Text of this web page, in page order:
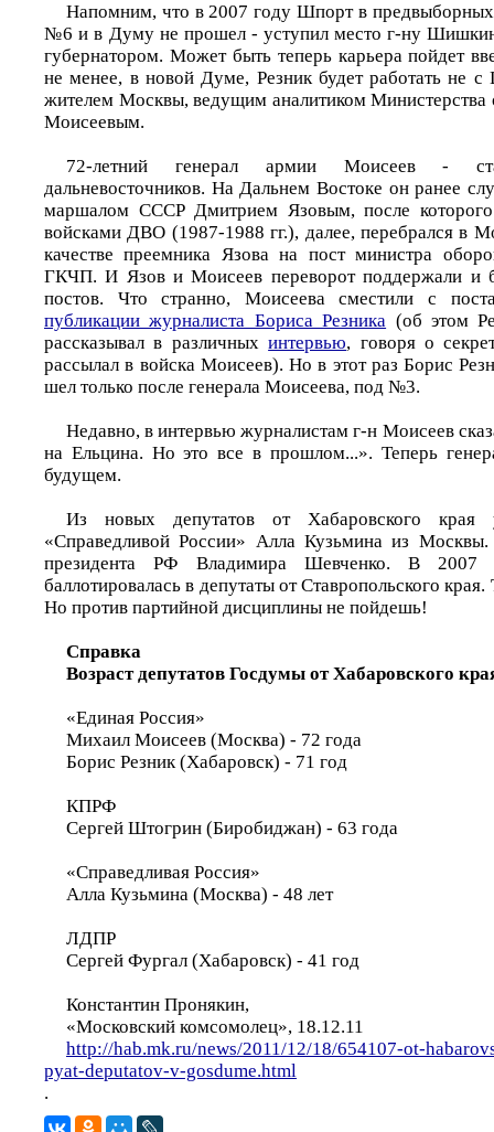
Напомним, что в 2007 году Шпорт в
№6 и в Думу не прошел - уступил место г-ну
губернатором. Может быть теперь карьера пойдет
не менее, в новой Думе, Резник будет работать не
жителем Москвы, ведущим аналитиком
Моисеевым.
72-летний генерал армии Моисеев -
дальневосточников. На Дальнем Востоке он ранее
маршалом СССР Дмитрием Язовым, после
войсками ДВО (1987-1988 гг.), далее, перебрался в
качестве преемника Язова на пост министра
ГКЧП. И Язов и Моисеев переворот поддержали и
постов. Что странно, Моисеева сместили с
публикации журналиста Бориса Резника (об этом
рассказывал в различныхинтервью, говоря о
рассылал в войска Моисеев). Но в этот раз Борис
шел только после генерала Моисеева, под №3.
Недавно, в интервью журналистам г-н Моисеев
на Ельцина. Но это все в прошлом...». Теперь
будущем.
Из новых депутатов от Хабаровского
«Справедливой России» Алла Кузьмина из
президента РФ Владимира Шевченко. В 2007
баллотировалась в депутаты от Ставропольского
Но против партийной дисциплины не пойдешь!
Справка
Возраст депутатов Госдумы от Хабаровского
«Единая Россия»
Михаил Моисеев (Москва) - 72 года
Борис Резник (Хабаровск) - 71 год
КПРФ
Сергей Штогрин (Биробиджан) - 63 года
«Справедливая Россия»
Алла Кузьмина (Москва) - 48 лет
ЛДПР
Сергей Фургал (Хабаровск) - 41 год
Константин Пронякин,
«Московский комсомолец», 18.12.11
http://hab.mk.ru/news/2011/12/18/654107-ot-
pyat-deputatov-v-gosdume.html
.